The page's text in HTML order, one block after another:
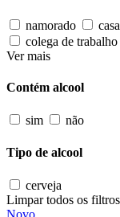
namorado
colega de trabalho
Ver mais
Contém alcool
sim não
Tipo de alcool
cerveja
Limpar todos os filtros
Novo